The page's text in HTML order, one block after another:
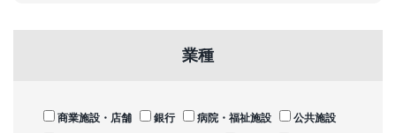
業種
商業施設・店舗 銀行 病院・福祉施設
公共施設